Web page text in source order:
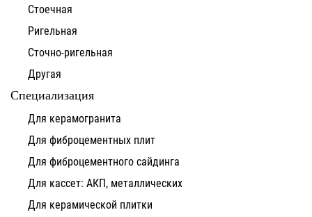
Стоечная
Ригельная
Сточно-ригельная
Другая
Специализация
Для керамогранита
Для фиброцементных плит
Для фиброцементного сайдинга
Для кассет: АКП, металлических
Для керамической плитки